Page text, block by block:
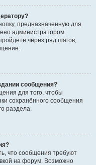
предназначенную для
администратором
через ряд шагов,
сообщения?
для того, чтобы
сохранённого сообщения
раздела.
что сообщения требуют
на форум. Возможно